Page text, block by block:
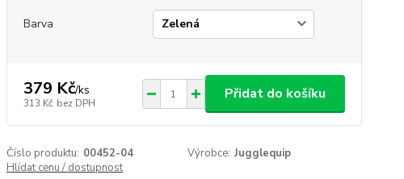
Barva
379 Kč/ks
313 Kč bez DPH
Přidat do košíku
Číslo produktu: 00452-04 Výrobce: Jugglequip
Hlídat cenu / dostupnost